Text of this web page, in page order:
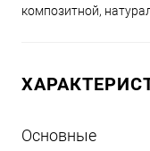
композитной,
Основные